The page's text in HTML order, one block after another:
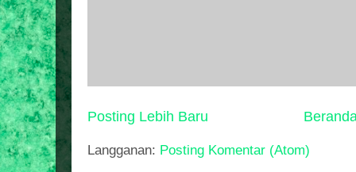
Posting Lebih Baru
Langganan: Posting Komentar (Atom)